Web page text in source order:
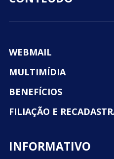
WEBMAIL
MULTIMÍDIA
BENEFÍCIOS
FILIAÇÃO E
INFORMATIVO